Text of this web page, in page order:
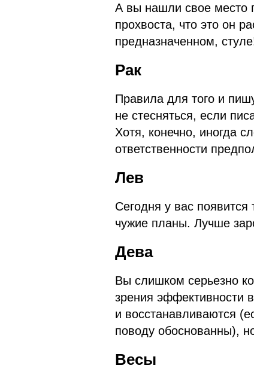
А вы нашли свое место
прохвоста, что это он
предназначенном,
Рак
Правила для того и
не стесняться, если
Хотя, конечно, иногда
ответственности
Лев
Сегодня у вас
чужие планы. Лучше
Дева
Вы слишком серьезно
зрения эффективности
и восстанавливаются
поводу обоснованны),
Весы